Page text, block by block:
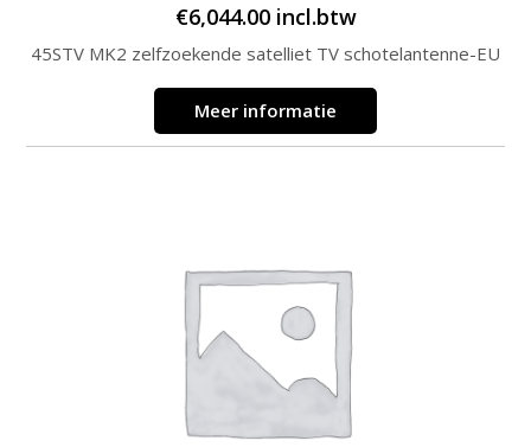
€6,044.00 incl.btw
45STV MK2 zelfzoekende satelliet TV schotelantenne-EU
Meer informatie